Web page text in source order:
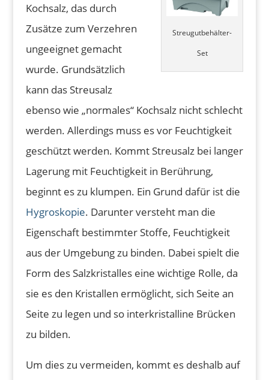
Streugutbehälter-
Set
Kochsalz, das durch
Zusätze zum Verzehren
ungeeignet gemacht
wurde. Grundsätzlich
kann das Streusalz
ebenso wie „normales“ Kochsalz nicht schlecht
werden. Allerdings muss es vor Feuchtigkeit
geschützt werden. Kommt Streusalz bei langer
Lagerung mit Feuchtigkeit in Berührung,
beginnt es zu klumpen. Ein Grund dafür ist die
Hygroskopie. Darunter versteht man die
Eigenschaft bestimmter Stoffe, Feuchtigkeit
aus der Umgebung zu binden. Dabei spielt die
Form des Salzkristalles eine wichtige Rolle, da
sie es den Kristallen ermöglicht, sich Seite an
Seite zu legen und so interkristalline Brücken
zu bilden.
Um dies zu vermeiden, kommt es deshalb auf